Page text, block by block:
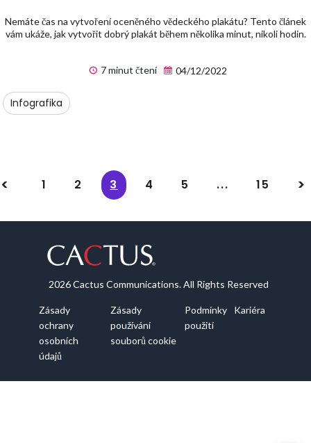
Nemáte čas na vytvoření oceněného vědeckého plakátu? Tento článek
vám ukáže, jak vytvořit dobrý plakát během několika minut, nikoli hodin.
7 minut čtení 04/12/2022
Infografika
1 2 3 4 5 ... 15
2026 Cactus Communications. All Rights Reserved
Zásady
ochrany
osobních
údajů
Zásady
používání
souborů cookie
Podmínky
použití
Kariéra